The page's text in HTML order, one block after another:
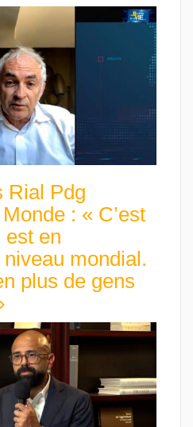
Rial Pdg
: « C’est
est en
mondial.
plus de gens